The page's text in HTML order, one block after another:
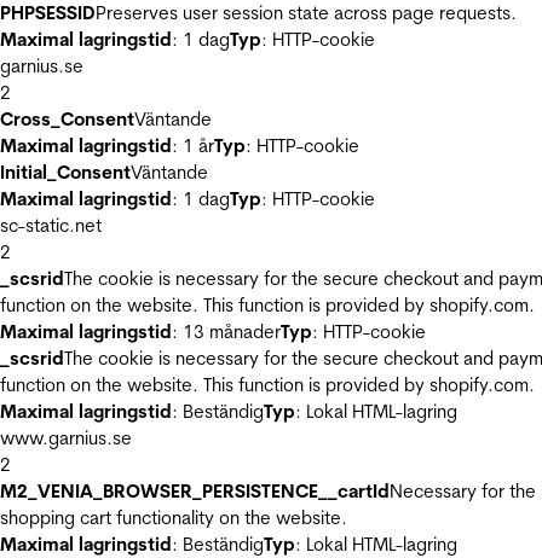
PHPSESSIDPreserves user session state across page requests.
Maximal lagringstid: 1 dagTyp: HTTP-cookie
garnius.se
2
Cross_ConsentVäntande
Maximal lagringstid: 1 årTyp: HTTP-cookie
Initial_ConsentVäntande
Maximal lagringstid: 1 dagTyp: HTTP-cookie
sc-static.net
2
_scsridThe cookie is necessary for the secure checkout and
function on the website. This function is provided by shopify.com.
Maximal lagringstid: 13 månaderTyp: HTTP-cookie
_scsridThe cookie is necessary for the secure checkout and
function on the website. This function is provided by shopify.com.
Maximal lagringstid: BeständigTyp: Lokal HTML-lagring
www.garnius.se
2
M2_VENIA_BROWSER_PERSISTENCE__cartIdNecessary for the
shopping cart functionality on the website.
Maximal lagringstid: BeständigTyp: Lokal HTML-lagring